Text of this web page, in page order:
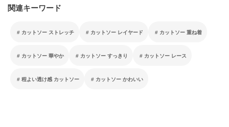
関連キーワード
カットソー ストレッチ カットソー レイヤード カットソー 重ね着
カットソー 華やか カットソー すっきり カットソー レース
程よい透け感 カットソー カットソー かわいい